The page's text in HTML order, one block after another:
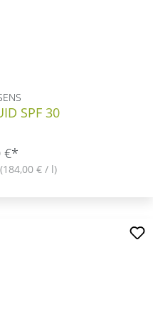
SPF 30
€*
(184,00 € / l)